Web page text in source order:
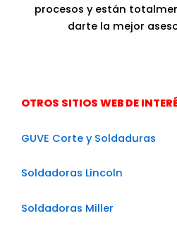
procesos y están
darte la mejor
OTROS SITIOS WEB DE
GUVE Corte y Soldaduras
Soldadoras Lincoln
Soldadoras Miller